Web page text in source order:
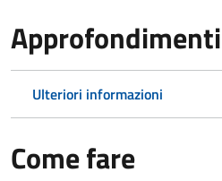
Approfondimenti
Ulteriori informazioni
Come fare